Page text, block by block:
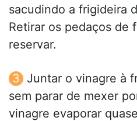
sacudindo a frigideira
Retirar os pedaços de
reservar.
Juntar o vinagre à
sem parar de mexer
vinagre evaporar